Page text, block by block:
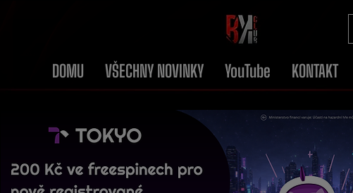
DOMU VŠECHNY NOVINKY YouTube KONTAKT